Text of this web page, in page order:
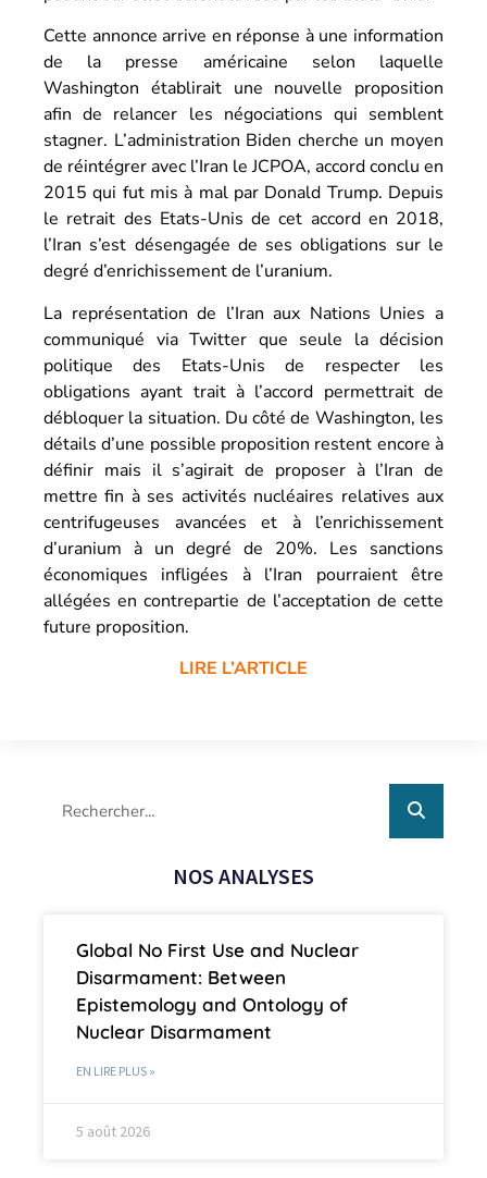
Cette annonce arrive en réponse à une information
de la presse américaine selon laquelle
Washington établirait une nouvelle proposition
afin de relancer les négociations qui semblent
stagner. L’administration Biden cherche un moyen
de réintégrer avec l’Iran le JCPOA, accord conclu en
2015 qui fut mis à mal par Donald Trump. Depuis
le retrait des Etats-Unis de cet accord en 2018,
l’Iran s’est désengagée de ses obligations sur le
degré d’enrichissement de l’uranium.
La représentation de l’Iran aux Nations Unies a
communiqué via Twitter que seule la décision
politique des Etats-Unis de respecter les
obligations ayant trait à l’accord permettrait de
débloquer la situation. Du côté de Washington, les
détails d’une possible proposition restent encore à
définir mais il s’agirait de proposer à l’Iran de
mettre fin à ses activités nucléaires relatives aux
centrifugeuses avancées et à l’enrichissement
d’uranium à un degré de 20%. Les sanctions
économiques infligées à l’Iran pourraient être
allégées en contrepartie de l’acceptation de cette
future proposition.
LIRE L’ARTICLE
NOS ANALYSES
Global No First Use and Nuclear
Disarmament: Between
Epistemology and Ontology of
Nuclear Disarmament
EN LIRE PLUS »
5 août 2026